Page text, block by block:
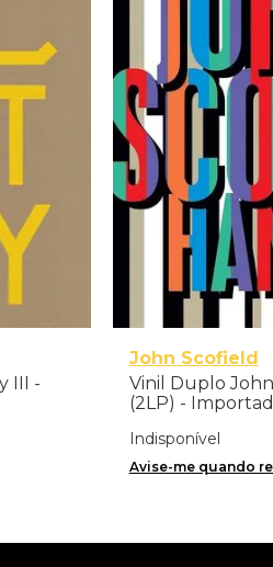
III -
John Scofield
Vinil Duplo
(2LP) -
Indisponível
Avise-me quando